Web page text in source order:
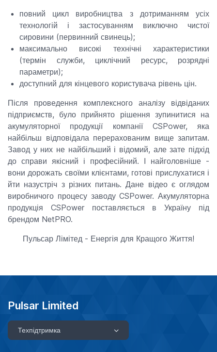
повний цикл виробництва з дотриманням усіх
технологій і застосуванням виключно чистої
сировини (первинний свинець);
максимально високі технічні характеристики
(термін служби, циклічний ресурс, розрядні
параметри);
доступний для кінцевого користувача рівень цін.
Після проведення комплексного аналізу відвіданих
підприємств, було прийнято рішення зупинитися на
акумуляторної продукції компанії CSPower, яка
найбільш відповідала перерахованим вище запитам.
Завод у них не найбільший і відомий, але зате підхід
до справи якісний і професійний. І найголовніше -
вони дорожать своїми клієнтами, готові прислухатися і
йти назустріч з різних питань. Дане відео є оглядом
виробничого процесу заводу CSPower. Акумуляторна
продукція CSPower поставляється в Україну під
брендом NetPRO.
Пульсар Лімітед - Енергія для Кращого Життя!
Pulsar Limited
Техпідтримка